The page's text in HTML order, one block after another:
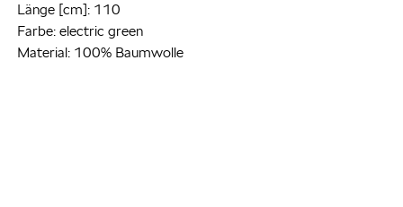
Länge [cm]: 110
Farbe: electric green
Material: 100% Baumwolle